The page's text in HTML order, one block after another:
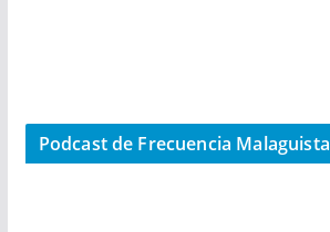
Podcast de Frecuencia Malaguista